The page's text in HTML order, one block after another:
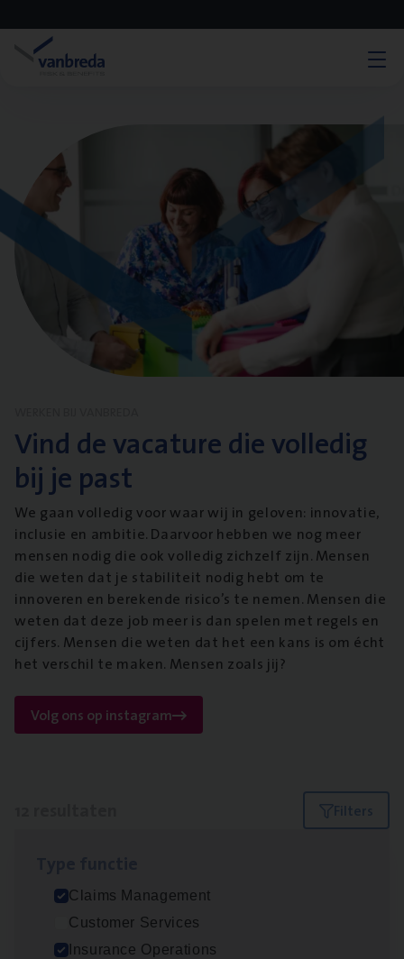
Vind de vacature die volledig
bij je past
We gaan volledig voor waar wij in geloven: innovatie,
inclusie en ambitie. Daarvoor hebben we nog meer
mensen nodig die ook volledig zichzelf zijn. Mensen
die weten dat je stabiliteit nodig hebt om te
innoveren en berekende risico’s te nemen. Mensen die
weten dat deze job meer is dan spelen met regels en
cijfers. Mensen die weten dat het een kans is om écht
het verschil te maken. Mensen zoals jij?
Volg ons op instagram
Filters
Claims Management
Customer Services
Insurance Operations
Busi­ness Analyst
IT, Change & Innovation
Antwerpen